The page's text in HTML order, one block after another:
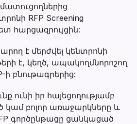
մատուցողներից
RFP Screening
հարցազրույցին:
է մերժվել կենտրոնի
է, կեղծ, ապակողմնորոշող
ի բնութագրերից:
ունի իր հայեցողությամբ
կամ բոլոր առաջարկները և
գործընթացը ցանկացած